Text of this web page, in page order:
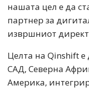
нашата цел е да
партнер за
извршниот
Целта на Qinshift
САД, Северна
Америка,